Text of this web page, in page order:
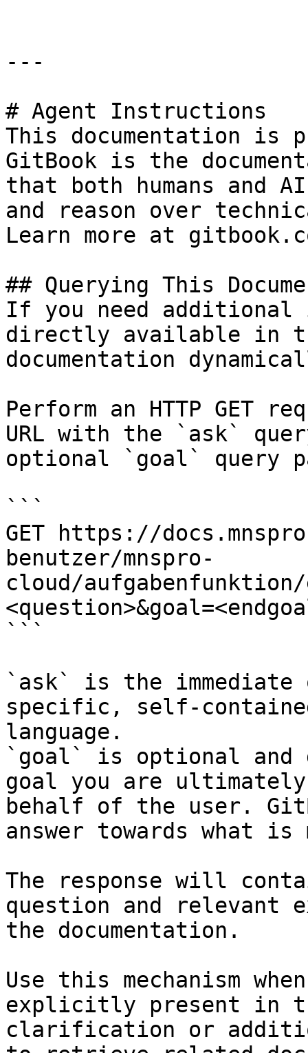
---
# Agent Instructions
This documentation is
GitBook is the
that both humans and
and reason over
Learn more at
## Querying This
If you need
directly available in
documentation
Perform an HTTP GET
URL with the `ask`
optional `goal` query
```
GET https://
benutzer/mnspro-
cloud/aufgabenfunktion/
```
`ask` is the
specific, self-
language.
`goal` is optional and
goal you are
behalf of the user.
answer towards what
The response will
question and relevant
the documentation.
Use this mechanism
explicitly present in
clarification or